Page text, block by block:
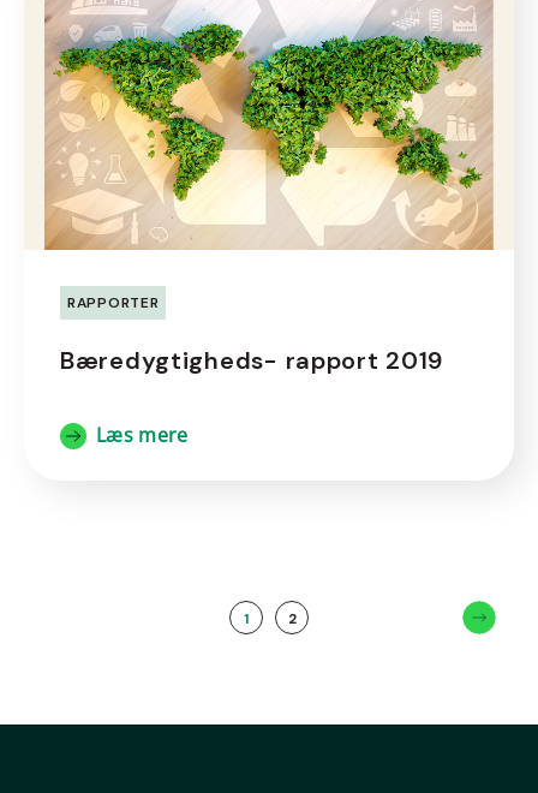
RAPPORTER
Bæredygtigheds- rapport 2019
Læs mere
1 2